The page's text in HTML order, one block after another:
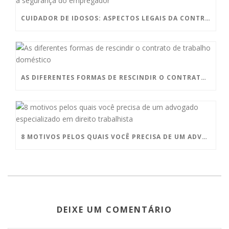
CUIDADOR DE IDOSOS: ASPECTOS LEGAIS DA CONTRATAÇÃO PARA A SEGURANÇA DO EMPREGADOR
AS DIFERENTES FORMAS DE RESCINDIR O CONTRATO DE TRABALHO DOMÉSTICO
8 MOTIVOS PELOS QUAIS VOCÊ PRECISA DE UM ADVOGADO ESPECIALIZADO EM DIREITO TRABALHISTA
DEIXE UM COMENTÁRIO